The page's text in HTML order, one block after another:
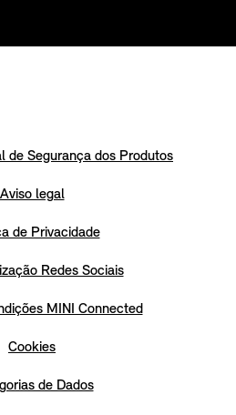
de Segurança dos Produtos
Aviso legal
de Privacidade
Redes Sociais
MINI Connected
Cookies
de Dados